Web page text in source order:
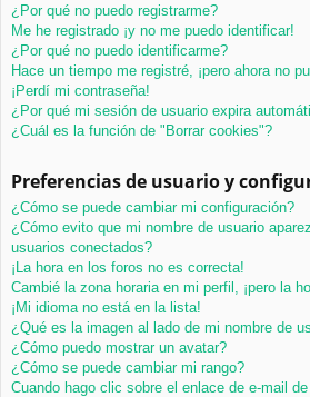
os
¿Por qué no puedo registrarme?
Me he registrado ¡y no me puedo identificar!
¿Por qué no puedo identificarme?
Hace un tiempo me registré, ¡pero ahora no
¡Perdí mi contraseña!
¿Por qué mi sesión de usuario expira
¿Cuál es la función de "Borrar cookies"?
Preferencias de usuario y
¿Cómo se puede cambiar mi configuración?
¿Cómo evito que mi nombre de usuario
usuarios conectados?
¡La hora en los foros no es correcta!
Cambié la zona horaria en mi perfil, ¡pero la
¡Mi idioma no está en la lista!
¿Qué es la imagen al lado de mi nombre de
¿Cómo puedo mostrar un avatar?
¿Cómo se puede cambiar mi rango?
Cuando hago clic sobre el enlace de e-mail